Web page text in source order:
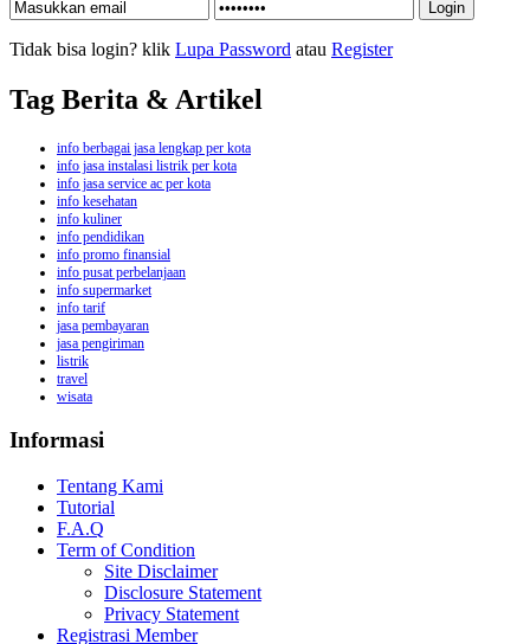
Tidak bisa login? klik Lupa Password atau Register
Tag Berita & Artikel
info berbagai jasa lengkap per kota
info jasa instalasi listrik per kota
info jasa service ac per kota
info kesehatan
info kuliner
info pendidikan
info promo finansial
info pusat perbelanjaan
info supermarket
info tarif
jasa pembayaran
jasa pengiriman
listrik
travel
wisata
Informasi
Tentang Kami
Tutorial
F.A.Q
Term of Condition
Site Disclaimer
Disclosure Statement
Privacy Statement
Registrasi Member